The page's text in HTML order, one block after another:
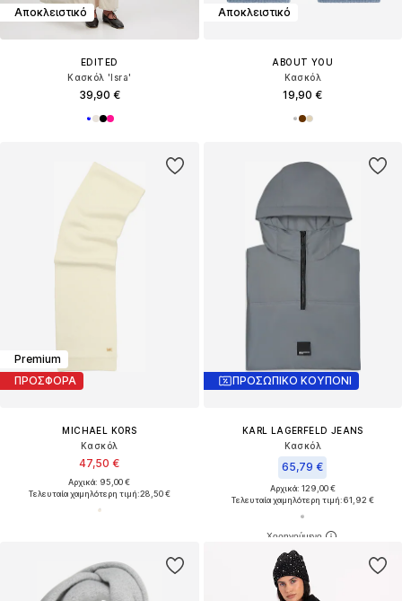
Αποκλειστικό
EDITED
Κασκόλ 'Isra'
39,90 €
Αποκλειστικό
ABOUT YOU
Κασκόλ
19,90 €
Premium
ΠΡΟΣΦΟΡΑ
MICHAEL KORS
Κασκόλ
47,50 €
Αρχικά: 95,00 €
Τελευταία χαμηλότερη τιμή:28,50 €
ΠΡΟΣΩΠΙΚΟ ΚΟΥΠΟΝΙ
KARL LAGERFELD JEANS
Κασκόλ
65,79 €
Αρχικά: 129,00 €
Τελευταία χαμηλότερη τιμή:61,92 €